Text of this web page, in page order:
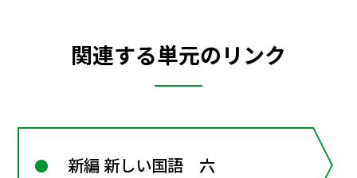
関連する単元のリンク
新編 新しい国語 六